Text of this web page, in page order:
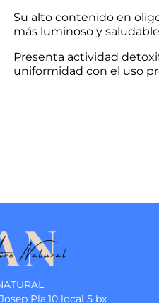
Su alto contenido en
más luminoso y
Presenta actividad
uniformidad con el uso
Pla,10 local 5 bx